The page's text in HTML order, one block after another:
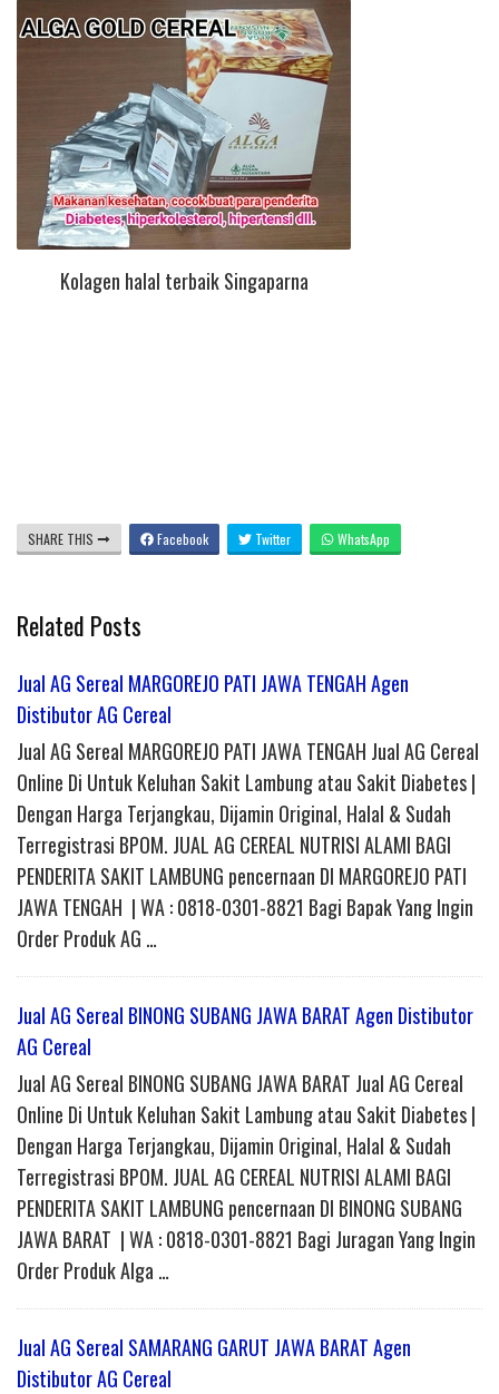
Kolagen halal terbaik Singaparna
SHARE THIS Facebook Twitter WhatsApp
Related Posts
Jual AG Sereal MARGOREJO PATI JAWA TENGAH Agen
Distibutor AG Cereal
Jual AG Sereal MARGOREJO PATI JAWA TENGAH Jual AG Cereal
Online Di Untuk Keluhan Sakit Lambung atau Sakit Diabetes |
Dengan Harga Terjangkau, Dijamin Original, Halal & Sudah
Terregistrasi BPOM. JUAL AG CEREAL NUTRISI ALAMI BAGI
PENDERITA SAKIT LAMBUNG pencernaan DI MARGOREJO PATI
JAWA TENGAH | WA : 0818-0301-8821 Bagi Bapak Yang Ingin
Order Produk AG …
Jual AG Sereal BINONG SUBANG JAWA BARAT Agen Distibutor
AG Cereal
Jual AG Sereal BINONG SUBANG JAWA BARAT Jual AG Cereal
Online Di Untuk Keluhan Sakit Lambung atau Sakit Diabetes |
Dengan Harga Terjangkau, Dijamin Original, Halal & Sudah
Terregistrasi BPOM. JUAL AG CEREAL NUTRISI ALAMI BAGI
PENDERITA SAKIT LAMBUNG pencernaan DI BINONG SUBANG
JAWA BARAT | WA : 0818-0301-8821 Bagi Juragan Yang Ingin
Order Produk Alga …
Jual AG Sereal SAMARANG GARUT JAWA BARAT Agen
Distibutor AG Cereal